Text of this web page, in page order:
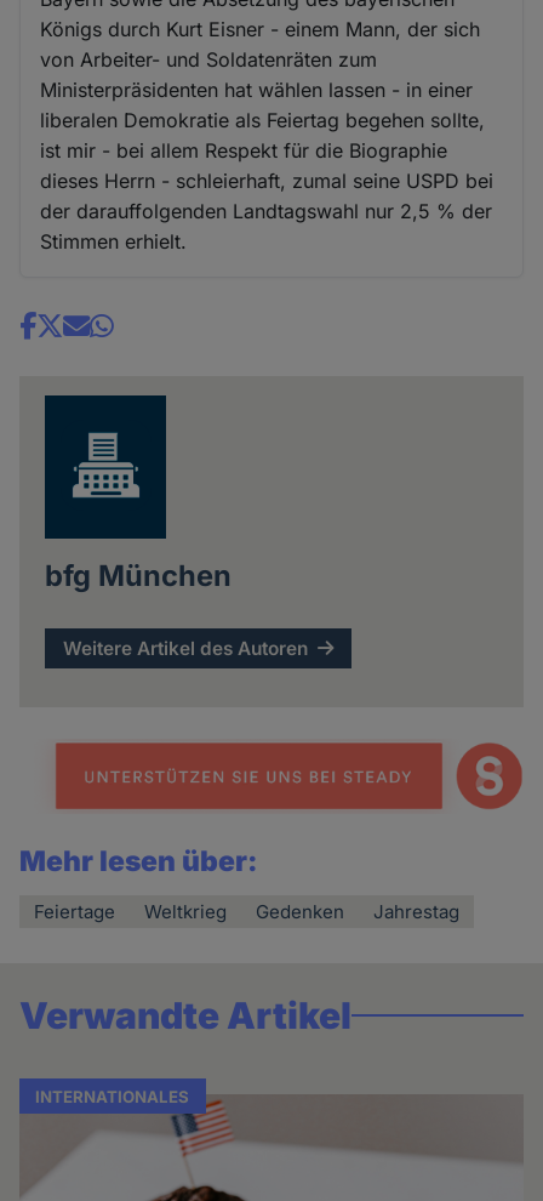
Königs durch Kurt Eisner - einem Mann, der sich
von Arbeiter- und Soldatenräten zum
Ministerpräsidenten hat wählen lassen - in einer
liberalen Demokratie als Feiertag begehen sollte,
ist mir - bei allem Respekt für die Biographie
dieses Herrn - schleierhaft, zumal seine USPD bei
der darauffolgenden Landtagswahl nur 2,5 % der
Stimmen erhielt.
Share
bfg München
Weitere Artikel des Autoren
Mehr lesen über:
Feiertage Weltkrieg Gedenken Jahrestag
Verwandte Artikel
INTERNATIONALES